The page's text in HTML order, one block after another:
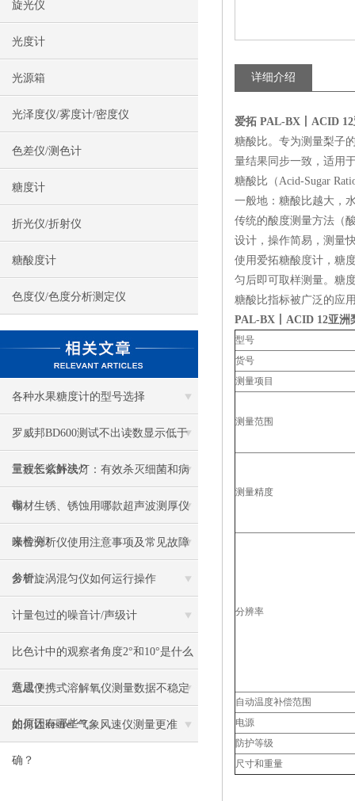
旋光仪
光度计
光源箱
光泽度仪/雾度计/密度仪
色差仪/测色计
糖度计
折光仪/折射仪
糖酸度计
色度仪/色度分析测定仪
各种水果糖度计的型号选择
罗威邦BD600测试不出读数显示低于
量程怎么解决？
三波长紫外线灯：有效杀灭细菌和病
毒
钢材生锈、锈蚀用哪款超声波测厚仪
来检测?
噪音分析仪使用注意事项及常见故障
分析
多管旋涡混匀仪如何运行操作
计量包过的噪音计/声级计
比色计中的观察者角度2°和10°是什么
意思？
造成便携式溶解氧仪测量数据不稳定
的原因有哪些？
如何让kestrel 气象风速仪测量更准
确？
详细介绍
爱拓 PAL-BX丨ACID 12
糖酸比。专为测量梨子
量结果同步一致，适用
糖酸比（Acid-Sugar
一般地：糖酸比越大，
传统的酸度测量方法（
设计，操作简易，测量
使用爱拓糖酸度计，糖
匀后即可取样测量。糖
糖酸比指标被广泛的应
PAL-BX丨ACID 12亚洲
型号
货号
测量项目
测量范围
测量精度
分辨率
自动温度补偿范围
电源
防护等级
尺寸和重量